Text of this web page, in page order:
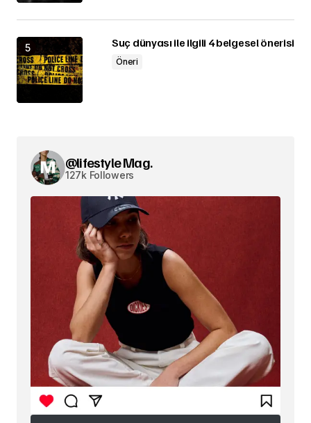
Suç dünyası ile ilgili 4 belgesel önerisi
Öneri
@lifestyle Mag.
127k Followers